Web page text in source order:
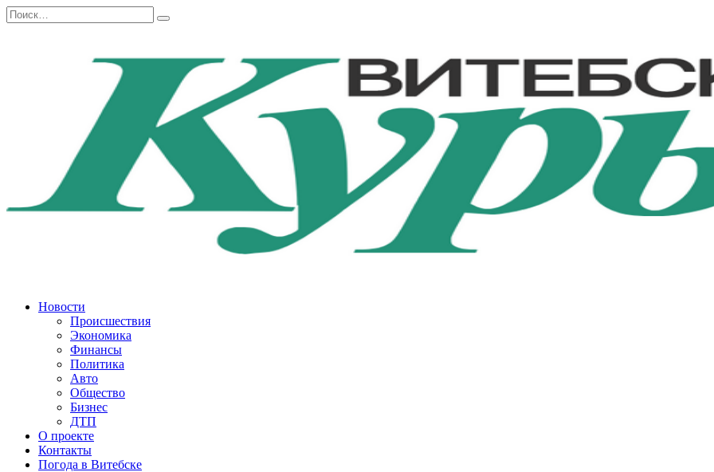
Перейти
к
Search
for:
Новости
Происшествия
Экономика
Финансы
Политика
Авто
Общество
Бизнес
ДТП
О проекте
Контакты
Погода в Витебске